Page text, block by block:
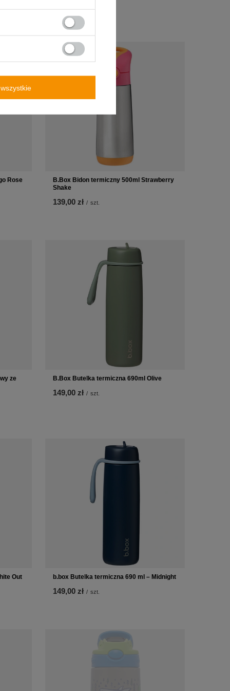
Rose
B.Box Bidon termiczny 500ml Strawberry
Shake
139,00 zł / szt.
ze
B.Box Butelka termiczna 690ml Olive
149,00 zł / szt.
Out b.box Butelka termiczna 690 ml – Midnight
149,00 zł / szt.